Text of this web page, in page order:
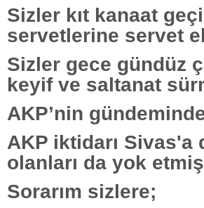
Sizler kıt kanaat
servetlerine servet
Sizler gece gündüz
keyif ve saltanat
AKP’nin
AKP iktidarı Sivas'a
olanları da yok
Sorarım sizlere;